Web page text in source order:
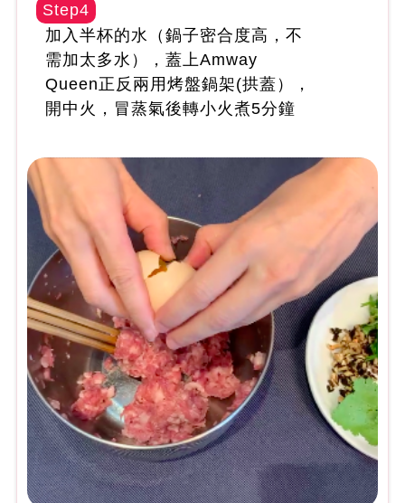
Step4
加入半杯的水（鍋子密合度高，不
需加太多水），蓋上Amway
Queen正反兩用烤盤鍋架(拱蓋），
開中火，冒蒸氣後轉小火煮5分鐘